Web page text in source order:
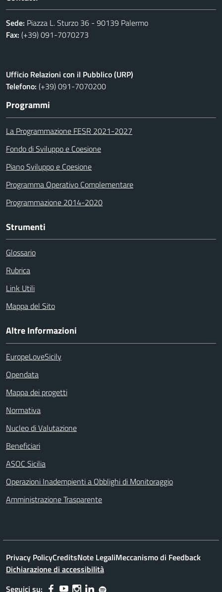
Sede: Piazza L. Sturzo 36 - 90139 Palermo
Fax: (+39) 091-7070273
Ufficio Relazioni con il Pubblico (URP)
Telefono: (+39) 091-7070200
Programmi
La Programmazione FESR 2021-2027
Fondo di Sviluppo e Coesione
Piano Sviluppo e Coesione
Programma Operativo Complementare
Programmazione 2014-2020
Strumenti
Glossario
Rubrica
Link Utili
Mappa del Sito
Altre Informazioni
EuropeLoveSicily
Opendata
Mappa dei progetti
Normativa
Nucleo di Valutazione
Beneficiari
ASOC Sicilia
Operazioni Inadempienti a Obblighi di Monitoraggio
Amministrazione Trasparente
Privacy PolicyCreditsNote LegaliMeccanismo di Feedback
Dichiarazione di accessibilità
Seguici su: